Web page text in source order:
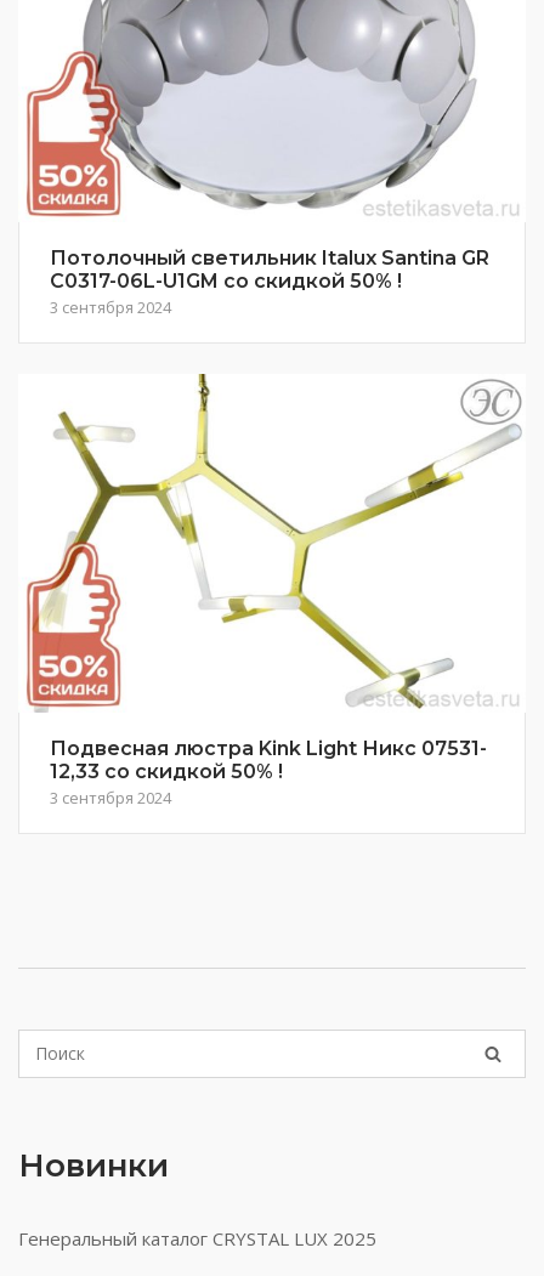
Потолочный светильник Italux Santina GR
C0317-06L-U1GM со скидкой 50% !
3 сентября 2024
Подвесная люстра Kink Light Никс 07531-
12,33 со скидкой 50% !
3 сентября 2024
Новинки
Генеральный каталог CRYSTAL LUX 2025